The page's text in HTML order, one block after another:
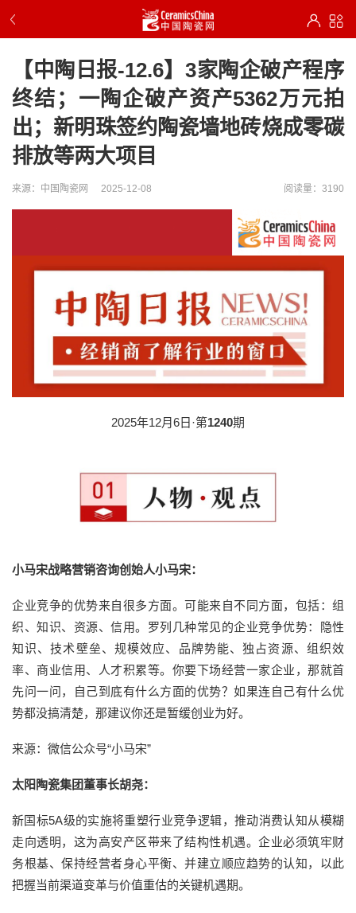
【中陶日报-12.6】3家陶企破产程序
终结；一陶企破产资产5362万元拍
出；新明珠签约陶瓷墙地砖烧成零碳
排放等两大项目
来源：中国陶瓷网 2025-12-08 阅读量：3190
2025年12月6日·第1240期
小马宋战略营销咨询创始人小马宋：
企业竞争的优势来自很多方面。可能来自不同方面，包括：组
织、知识、资源、信用。罗列几种常见的企业竞争优势：隐性
知识、技术壁垒、规模效应、品牌势能、独占资源、组织效
率、商业信用、人才积累等。你要下场经营一家企业，那就首
先问一问，自己到底有什么方面的优势？如果连自己有什么优
势都没搞清楚，那建议你还是暂缓创业为好。
来源：微信公众号“小马宋”
太阳陶瓷集团董事长胡尧：
新国标5A级的实施将重塑行业竞争逻辑，推动消费认知从模糊
走向透明，这为高安产区带来了结构性机遇。企业必须筑牢财
务根基、保持经营者身心平衡、并建立顺应趋势的认知，以此
把握当前渠道变革与价值重估的关键机遇期。